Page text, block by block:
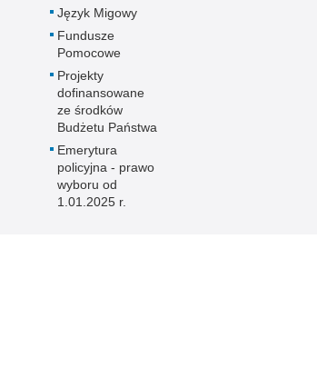
Język Migowy
Fundusze
Pomocowe
Projekty
dofinansowane
ze środków
Budżetu Państwa
Emerytura
policyjna - prawo
wyboru od
1.01.2025 r.